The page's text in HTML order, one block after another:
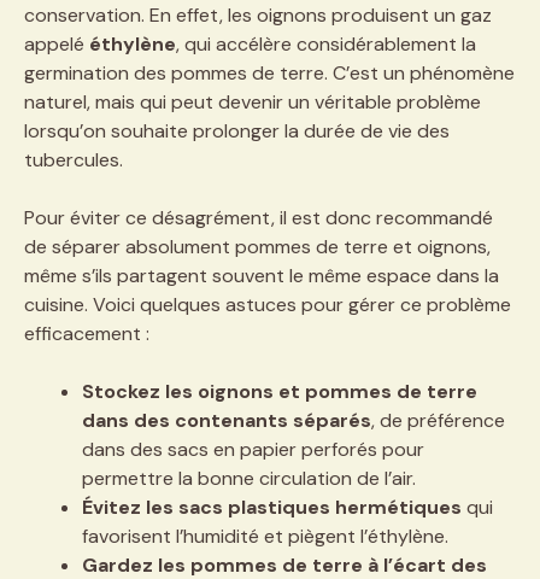
conservation. En effet, les oignons produisent un gaz
appelé éthylène, qui accélère considérablement la
germination des pommes de terre. C’est un phénomène
naturel, mais qui peut devenir un véritable problème
lorsqu’on souhaite prolonger la durée de vie des
tubercules.
Pour éviter ce désagrément, il est donc recommandé
de séparer absolument pommes de terre et oignons,
même s’ils partagent souvent le même espace dans la
cuisine. Voici quelques astuces pour gérer ce problème
efficacement :
Stockez les oignons et pommes de terre
dans des contenants séparés, de préférence
dans des sacs en papier perforés pour
permettre la bonne circulation de l’air.
Évitez les sacs plastiques hermétiques qui
favorisent l’humidité et piègent l’éthylène.
Gardez les pommes de terre à l’écart des